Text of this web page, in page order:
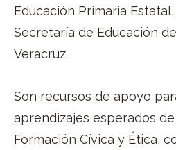
Educación Primaria
Secretaría de Educación
Veracruz.
Son recursos de apoyo
aprendizajes esperados
Formación Cívica y Ética,